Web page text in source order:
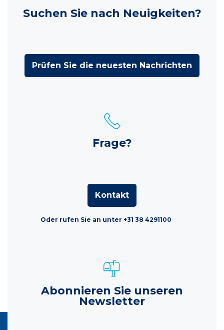
Suchen Sie nach Neuigkeiten?
Prüfen Sie die neuesten Nachrichten
Frage?
Kontakt
Oder rufen Sie an unter +31 38 4291100
Abonnieren Sie unseren
Newsletter